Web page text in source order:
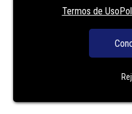
Termos de Uso